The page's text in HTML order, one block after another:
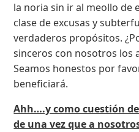
la noria sin ir al meollo de
clase de excusas y
verdaderos propósitos.
sinceros con nosotros los
Seamos honestos por
beneficiará.
Ahh….y como cuestión
de una vez que a